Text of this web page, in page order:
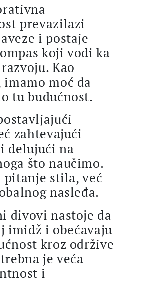
prevazilazi
i postaje
koji vodi ka
Kao
moć da
tu budućnost.
zahtevajući
delujući na
što naučimo.
pitanje stila, već
nasleđa.
divovi nastoje da
imidž i obećavaju
kroz održive
je veća
i